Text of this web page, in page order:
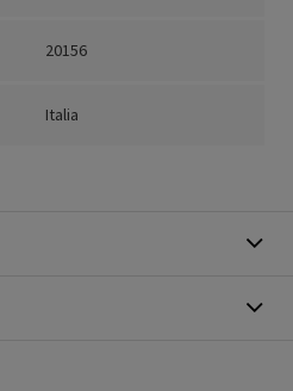
20156
Italia